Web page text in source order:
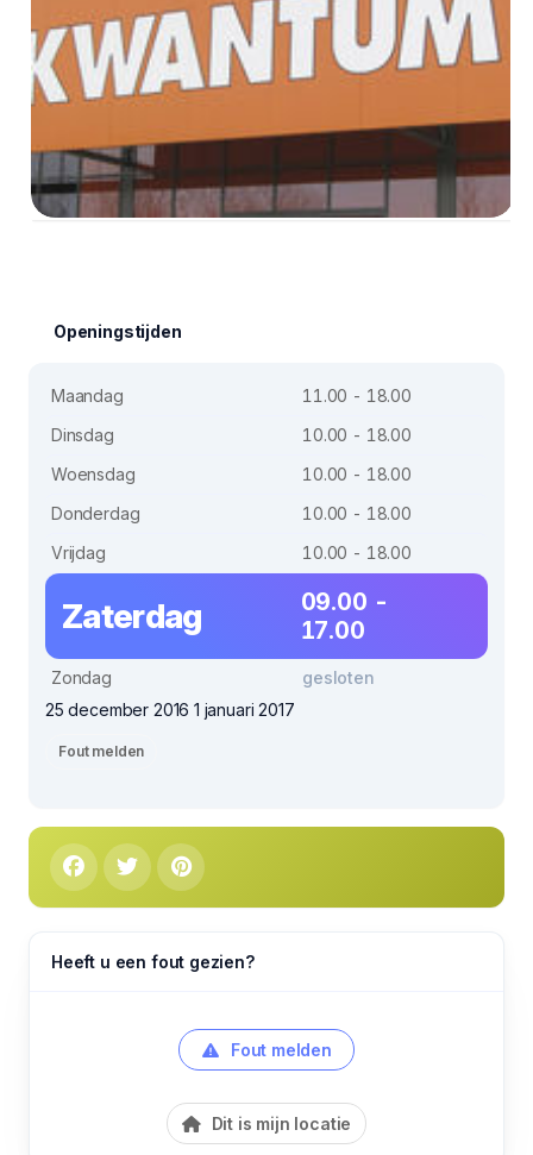
Openingstijden
Maandag
11.00 - 18.00
Dinsdag
10.00 - 18.00
Woensdag
10.00 - 18.00
Donderdag
10.00 - 18.00
Vrijdag
10.00 - 18.00
Zaterdag
09.00 -
17.00
Zondag
gesloten
25 december 2016 1 januari 2017
Fout melden
Heeft u een fout gezien?
Fout melden
Dit is mijn locatie